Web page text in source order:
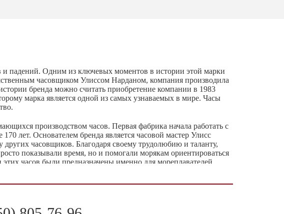
и падений. Одним из ключевых моментов в истории этой марки
часовщиком Улиссом Нарданом, компания производила
бренда можно считать приобретение компании в 1983
марка является одной из самых узнаваемых в мире. Часы
производством часов. Первая фабрика начала работать с
лет. Основателем бренда является часовой мастер Улисс
часовщиков. Благодаря своему трудолюбию и таланту,
показывали время, но и помогали морякам ориентироваться
часов были предназначены именно для мореплавателей,
и позволяет этому бренду до сих пор оставаться